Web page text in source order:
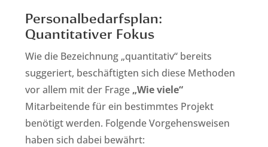
Personalbedarfsplan:
Quantitativer Fokus
Wie die Bezeichnung „quantitativ“ bereits
suggeriert, beschäftigten sich diese Methoden
vor allem mit der Frage „Wie viele“
Mitarbeitende für ein bestimmtes Projekt
benötigt werden. Folgende Vorgehensweisen
haben sich dabei bewährt: